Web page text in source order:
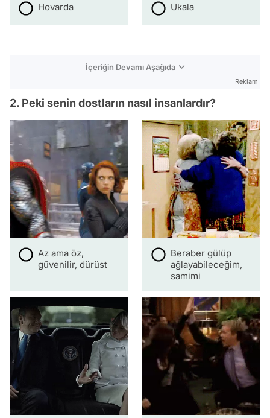
Hovarda Ukala
İçeriğin Devamı Aşağıda
Reklam
2. Peki senin dostların nasıl insanlardır?
Az ama öz,
güvenilir, dürüst
Beraber gülüp
ağlayabileceğim,
samimi